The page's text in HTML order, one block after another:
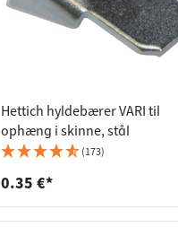
Hettich hyldebærer VARI til
ophæng i skinne, stål
(173)
0.35 €*